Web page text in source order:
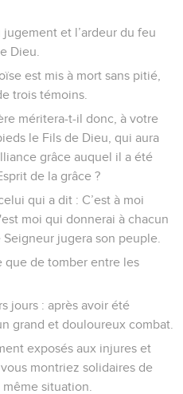
et l’ardeur du feu
Dieu.
est mis à mort sans pitié,
trois témoins.
méritera-t-il donc, à votre
le Fils de Dieu, qui aura
grâce auquel il a été
de la grâce ?
qui a dit : C’est à moi
moi qui donnerai à chacun
jugera son peuple.
que de tomber entre les
jours : après avoir été
grand et douloureux combat.
exposés aux injures et
montriez solidaires de
situation.